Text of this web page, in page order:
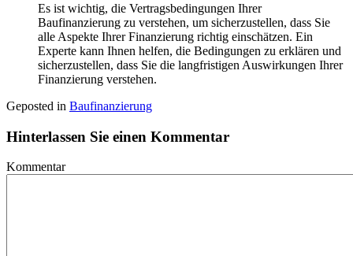
Es ist wichtig, die Vertragsbedingungen Ihrer
Baufinanzierung zu verstehen, um sicherzustellen, dass Sie
alle Aspekte Ihrer Finanzierung richtig einschätzen. Ein
Experte kann Ihnen helfen, die Bedingungen zu erklären und
sicherzustellen, dass Sie die langfristigen Auswirkungen Ihrer
Finanzierung verstehen.
Geposted in Baufinanzierung
Hinterlassen Sie einen Kommentar
Kommentar